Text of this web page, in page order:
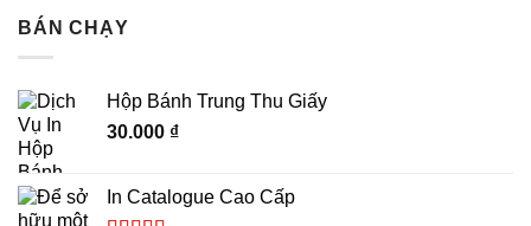
thiết kế Catalogue chuyên nghiệp mang lại nhiều giá trị vượt xa
những gì bạn có thể thấy
Tăng doanh số bán hàng
BÁN CHẠY
Hộp Bánh Trung Thu Giấy
30.000 ₫
In Catalogue Cao Cấp